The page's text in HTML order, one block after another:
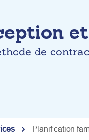
de
Planification